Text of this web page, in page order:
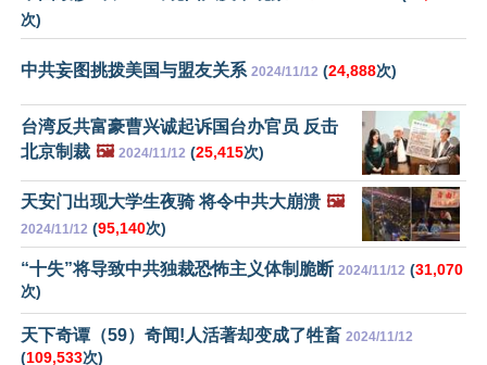
次)
中共妄图挑拨美国与盟友关系 2024/11/12 (24,888次)
台湾反共富豪曹兴诚起诉国台办官员 反击
北京制裁 🖼️ 2024/11/12 (25,415次)
天安门出现大学生夜骑 将令中共大崩溃 🖼️
2024/11/12 (95,140次)
“十失”将导致中共独裁恐怖主义体制脆断 2024/11/12 (31,070
次)
天下奇谭（59）奇闻!人活著却变成了牲畜 2024/11/12
(109,533次)